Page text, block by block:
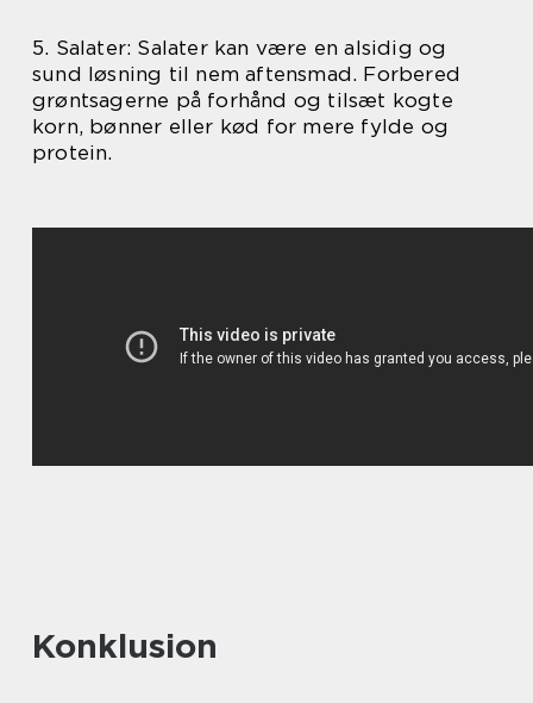
5. Salater: Salater kan være en alsidig og
sund løsning til nem aftensmad. Forbered
grøntsagerne på forhånd og tilsæt kogte
korn, bønner eller kød for mere fylde og
protein.
Konklusion